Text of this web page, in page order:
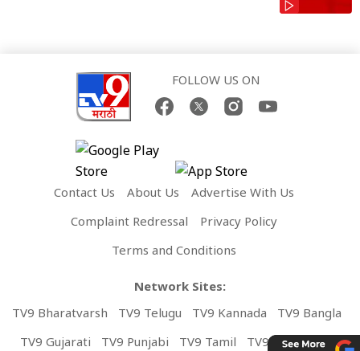
FOLLOW US ON
Contact Us About Us
Advertise With Us
Complaint Redressal
Privacy Policy
Terms and Conditions
Network Sites:
TV9 Bharatvarsh
TV9 Telugu TV9 Kannada
TV9 Bangla
TV9 Gujarati
TV9 Punjabi TV9 Tamil TV9 Malayalam